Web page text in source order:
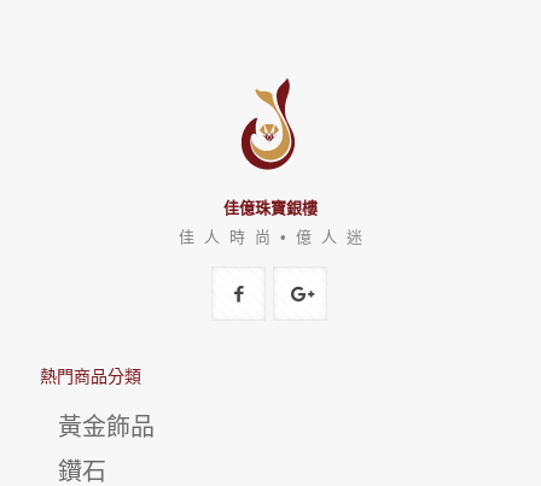
佳億珠寶銀樓
佳 人 時 尚 • 億 人 迷
熱門商品分類
黃金飾品
鑽石